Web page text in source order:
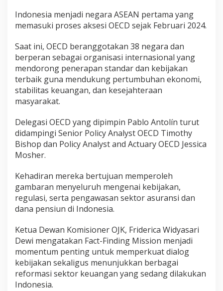
Indonesia menjadi negara ASEAN pertama yang
memasuki proses aksesi OECD sejak Februari 2024.
Saat ini, OECD beranggotakan 38 negara dan
berperan sebagai organisasi internasional yang
mendorong penerapan standar dan kebijakan
terbaik guna mendukung pertumbuhan ekonomi,
stabilitas keuangan, dan kesejahteraan
masyarakat.
Delegasi OECD yang dipimpin Pablo Antolín turut
didampingi Senior Policy Analyst OECD Timothy
Bishop dan Policy Analyst and Actuary OECD Jessica
Mosher.
Kehadiran mereka bertujuan memperoleh
gambaran menyeluruh mengenai kebijakan,
regulasi, serta pengawasan sektor asuransi dan
dana pensiun di Indonesia.
Ketua Dewan Komisioner OJK, Friderica Widyasari
Dewi mengatakan Fact-Finding Mission menjadi
momentum penting untuk memperkuat dialog
kebijakan sekaligus menunjukkan berbagai
reformasi sektor keuangan yang sedang dilakukan
Indonesia.